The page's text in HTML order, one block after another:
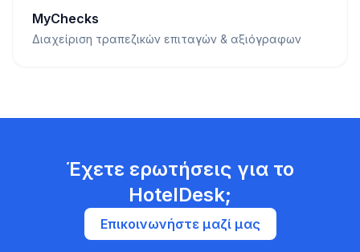
MyChecks
Διαχείριση τραπεζικών επιταγών & αξιόγραφων
Έχετε ερωτήσεις για το
HotelDesk;
Επικοινωνήστε μαζί μας